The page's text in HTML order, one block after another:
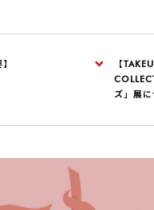
【
ズ」展に